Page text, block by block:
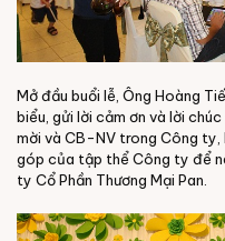
Mở đầu buổi lễ, Ông Hoàng
biểu, gửi lời cảm ơn và lời
mời và CB-NV trong Công ty,
góp của tập thể Công ty để
ty Cổ Phần Thương Mại Pan.